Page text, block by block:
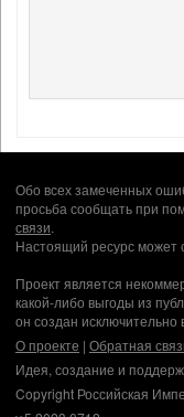
Обо всех замеченных
просьба сообщать при
связи.
Настоящий ресурс может
Проект является
какой-либо выгоды из
он создан
О проекте | Обратная
Идея, создание и
Copyright Российская